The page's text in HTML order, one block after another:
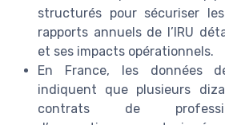
structurés pour sécuriser
rapports annuels de l’IRU
et ses impacts opérationnels.
En France, les données
indiquent que plusieurs
contrats de